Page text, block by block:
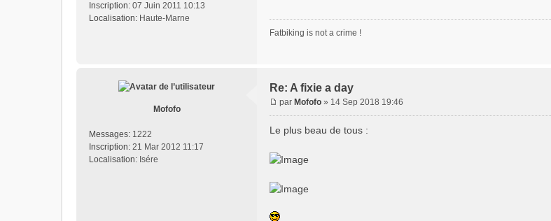
Inscription: 07 Juin 2011 10:13
Localisation: Haute-Marne
Fatbiking is not a crime !
Mofofo
Messages: 1222
Inscription: 21 Mar 2012 11:17
Localisation: Isére
Re: A fixie a day
par Mofofo » 14 Sep 2018 19:46
Le plus beau de tous :